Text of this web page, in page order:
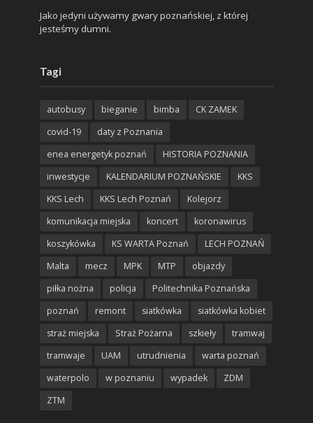
Jako jedyni używamy gwary poznańskiej, z której
jesteśmy dumni.
Tagi
autobusy bieganie bimba
CK ZAMEK
covid-19
daty z Poznania
enea energetyk poznań
HISTORIA POZNANIA
inwestycje
KALENDARIUM POZNAŃSKIE
KKS
KKS Lech
KKS Lech Poznań
Kolejorz
komunikacja miejska
koncert
koronawirus
koszykówka
KS WARTA Poznań
LECH POZNAŃ
Malta
mecz MPK MTP
objazdy
piłka nożna
policja
Politechnika Poznańska
poznań
remont siatkówka
siatkówka kobiet
straż miejska
Straż Pożarna szkieły
tramwaj
tramwaje
UAM utrudnienia
warta poznań
waterpolo
w poznaniu wypadek
ZDM
ZTM